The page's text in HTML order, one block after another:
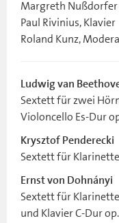
Margreth Nußdorfer
Paul Rivinius, Klavier
Roland Kunz,
Ludwig van
Sextett für zwei
Violoncello Es-Dur
Krysztof Penderecki
Sextett für
Ernst von Dohnányi
Sextett für
und Klavier C-Dur